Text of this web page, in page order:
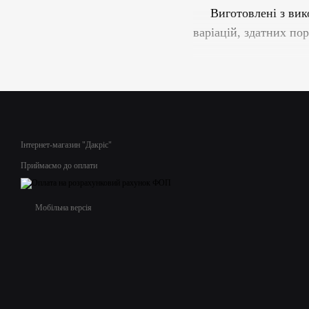
Виготовлені з
варіацій, здатних
Не пропустіть
Дозвольте собі
Інтернет-магазин "Дакріс"
Приймаємо до оплати
Мобільна версія